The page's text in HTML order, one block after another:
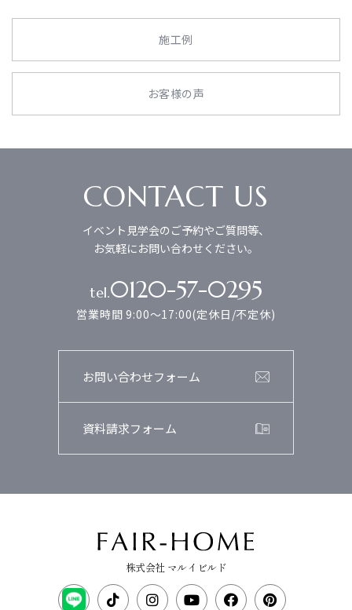
施工例
お客様の声
CONTACT US
イベント見学会のご予約やご質問等、
お気軽にお問い合わせください。
tel.0120-57-0295
営業時間 9:00～17:00(定休日/不定休)
お問い合わせフォーム
資料請求フォーム
株式会社 マルイビルド